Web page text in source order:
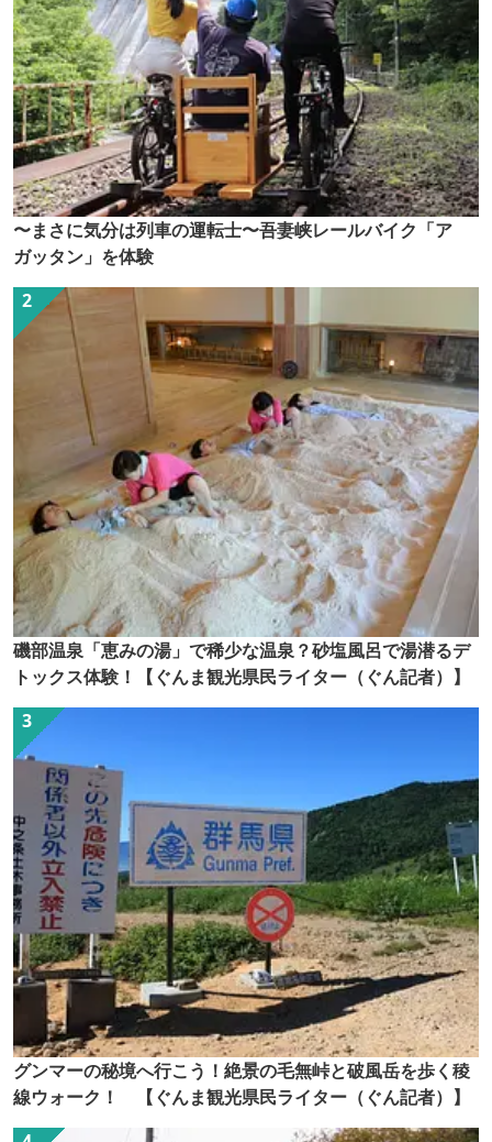
〜まさに気分は列車の運転士〜吾妻峡レールバイク「ア
ガッタン」を体験
磯部温泉「恵みの湯」で稀少な温泉？砂塩風呂で湯潜るデ
トックス体験！【ぐんま観光県民ライター（ぐん記者）】
グンマーの秘境へ行こう！絶景の毛無峠と破風岳を歩く稜
線ウォーク！ 【ぐんま観光県民ライター（ぐん記者）】